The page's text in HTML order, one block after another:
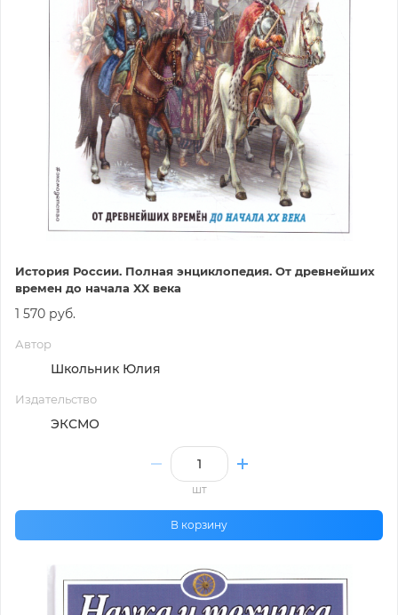
История России. Полная энциклопедия. От древнейших
времен до начала XX века
1 570 руб.
Автор
Школьник Юлия
Издательство
ЭКСМО
шт
В корзину